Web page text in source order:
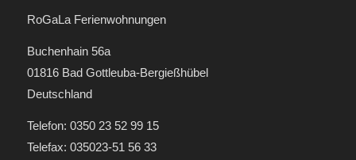
RoGaLa Ferienwohnungen
Buchenhain 56a
01816 Bad Gottleuba-Bergießhübel
Deutschland
Telefon: 0350 23 52 99 15
Telefax: 035023-51 56 33